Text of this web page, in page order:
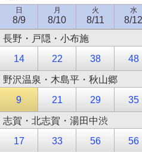
日
8/9
月
8/10
火
8/11
水
8/12
長野・戸隠・小布施
14
22 38 48
野沢温泉・木島平・秋山郷
9
21 29 35
志賀・北志賀・湯田中渋
17
33 56 56